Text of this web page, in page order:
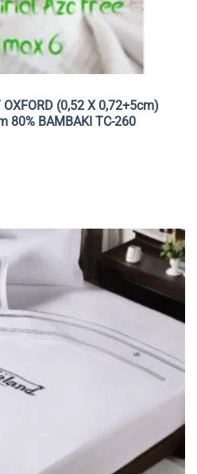
(0,52 Χ 0,72+5cm)
BAMBAKI TC-260